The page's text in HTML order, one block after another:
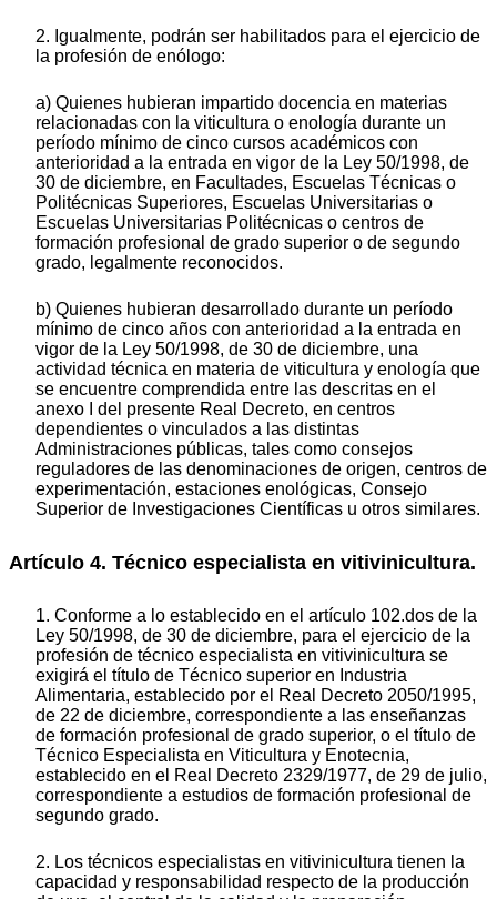
2. Igualmente, podrán ser habilitados para el ejercicio de
la profesión de enólogo:
a) Quienes hubieran impartido docencia en materias
relacionadas con la viticultura o enología durante un
período mínimo de cinco cursos académicos con
anterioridad a la entrada en vigor de la Ley 50/1998, de
30 de diciembre, en Facultades, Escuelas Técnicas o
Politécnicas Superiores, Escuelas Universitarias o
Escuelas Universitarias Politécnicas o centros de
formación profesional de grado superior o de segundo
grado, legalmente reconocidos.
b) Quienes hubieran desarrollado durante un período
mínimo de cinco años con anterioridad a la entrada en
vigor de la Ley 50/1998, de 30 de diciembre, una
actividad técnica en materia de viticultura y enología que
se encuentre comprendida entre las descritas en el
anexo I del presente Real Decreto, en centros
dependientes o vinculados a las distintas
Administraciones públicas, tales como consejos
reguladores de las denominaciones de origen, centros de
experimentación, estaciones enológicas, Consejo
Superior de Investigaciones Científicas u otros similares.
Artículo 4. Técnico especialista en vitivinicultura.
1. Conforme a lo establecido en el artículo 102.dos de la
Ley 50/1998, de 30 de diciembre, para el ejercicio de la
profesión de técnico especialista en vitivinicultura se
exigirá el título de Técnico superior en Industria
Alimentaria, establecido por el Real Decreto 2050/1995,
de 22 de diciembre, correspondiente a las enseñanzas
de formación profesional de grado superior, o el título de
Técnico Especialista en Viticultura y Enotecnia,
establecido en el Real Decreto 2329/1977, de 29 de julio,
correspondiente a estudios de formación profesional de
segundo grado.
2. Los técnicos especialistas en vitivinicultura tienen la
capacidad y responsabilidad respecto de la producción